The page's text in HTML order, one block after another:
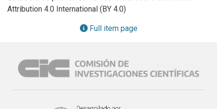
mucha menor tarea de procesamiento, usando un
computador personal tipo PC_AT, y con precisión
equivalente. Asimismo, y como conclusión novedosa, se
visto como una máquina SIMD (Single- Instructión Multiple-
Data), al procesar múltiples elementos de imagen en
Attribution 4.0 International (BY 4.0)
Full item page